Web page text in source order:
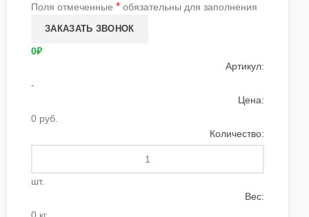
Поля отмеченные * обязательны для заполнения
0₽
Артикул:
-
Цена:
0 руб.
Количество:
шт.
Вес: